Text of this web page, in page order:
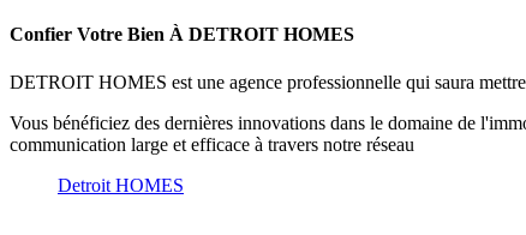
Confier Votre Bien À DETROIT HOMES
DETROIT HOMES est une agence professionnelle qui saura
Vous bénéficiez des dernières innovations dans le domaine de
communication large et efficace à travers notre réseau
Detroit HOMES